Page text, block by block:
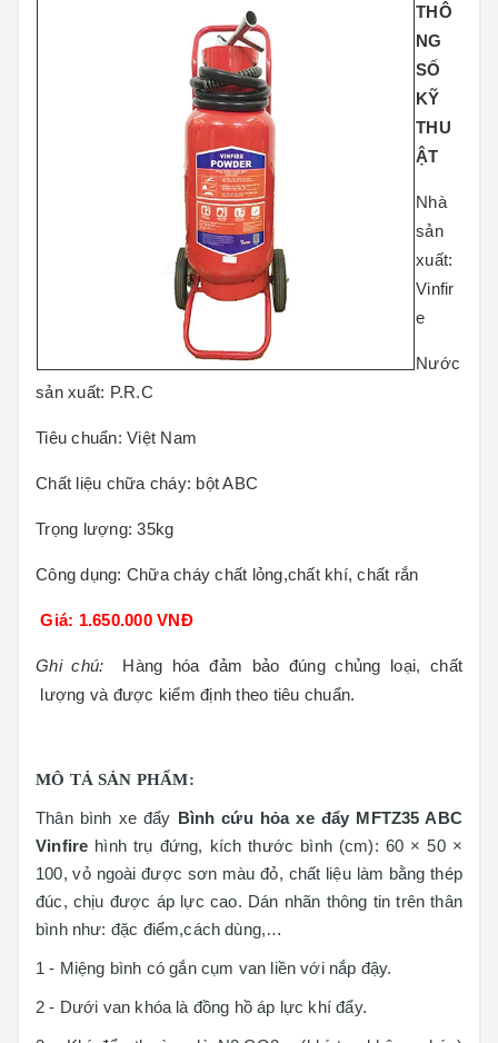
THÔ
NG
SỐ
KỸ
THU
ẬT
Nhà
sản
xuất:
Vinfir
e
Nước
sản xuất: P.R.C
Tiêu chuẩn: Việt Nam
Chất liệu chữa cháy: bột ABC
Trọng lượng: 35kg
Công dụng: Chữa cháy chất lỏng,chất khí, chất rắn
Giá: 1.650.000 VNĐ
Ghi chú: Hàng hóa đảm bảo đúng chủng loại, chất
lượng và được kiểm định theo tiêu chuẩn.
MÔ TẢ SẢN PHẨM:
Thân bình xe đẩy
Bình cứu hỏa xe đẩy MFTZ35 ABC
Vinfire hình trụ đứng, kích thước bình (cm): 60 × 50 ×
100, vỏ ngoài được sơn màu đỏ, chất liệu làm bằng thép
đúc, chịu được áp lực cao. Dán nhãn thông tin trên thân
bình như: đặc điểm,cách dùng,…
1 - Miệng bình có gắn cụm van liền với nắp đậy.
2 - Dưới van khóa là đồng hồ áp lực khí đẩy.